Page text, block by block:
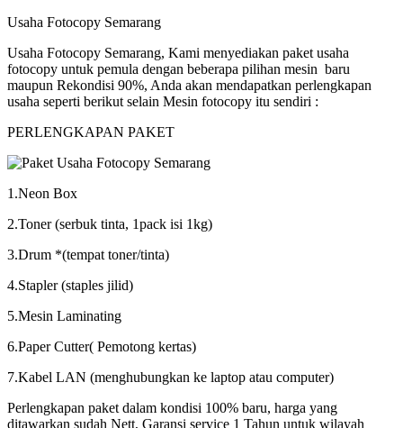
Usaha Fotocopy Semarang
Usaha Fotocopy Semarang, Kami menyediakan paket usaha
fotocopy untuk pemula dengan beberapa pilihan mesin baru
maupun Rekondisi 90%, Anda akan mendapatkan perlengkapan
usaha seperti berikut selain Mesin fotocopy itu sendiri :
PERLENGKAPAN PAKET
1.Neon Box
2.Toner (serbuk tinta, 1pack isi 1kg)
3.Drum *(tempat toner/tinta)
4.Stapler (staples jilid)
5.Mesin Laminating
6.Paper Cutter( Pemotong kertas)
7.Kabel LAN (menghubungkan ke laptop atau computer)
Perlengkapan paket dalam kondisi 100% baru, harga yang
ditawarkan sudah Nett, Garansi service 1 Tahun untuk wilayah